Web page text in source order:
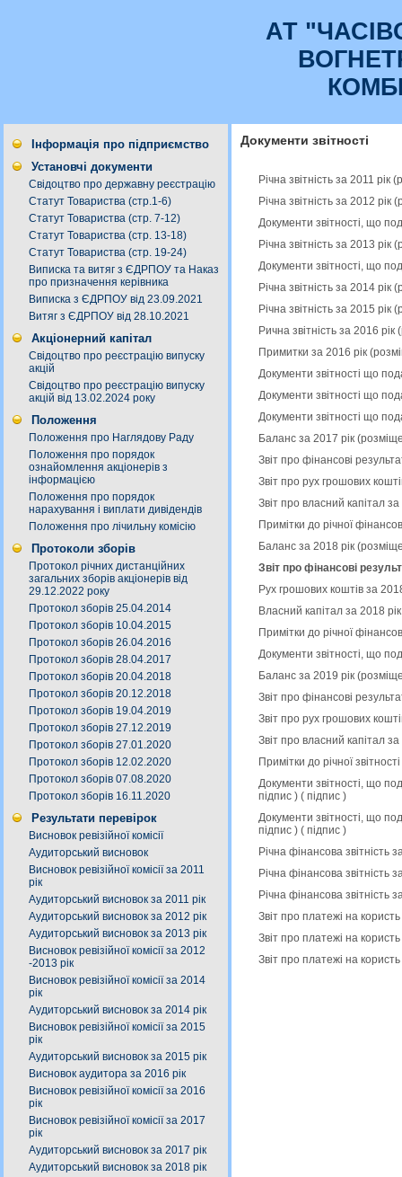
АТ
Інформація про підприємство
Установчі документи
Свідоцтво про державну реєстрацію
Статут Товариства (стр.1-6)
Статут Товариства (стр. 7-12)
Статут Товариства (стр. 13-18)
Статут Товариства (стр. 19-24)
Виписка та витяг з ЄДРПОУ та Наказ
про призначення керівника
Виписка з ЄДРПОУ від 23.09.2021
Витяг з ЄДРПОУ від 28.10.2021
Акціонерний капітал
Свідоцтво про реєстрацію випуску
акцій
Свідоцтво про реєстрацію випуску
акцій від 13.02.2024 року
Положення
Положення про Наглядову Раду
Положення про порядок
ознайомлення акціонерів з
інформацією
Положення про порядок
нарахування і виплати дивідендів
Положення про лічильну комісію
Протоколи зборів
Протокол річних дистанційних
загальних зборів акціонерів від
29.12.2022 року
Протокол зборів 25.04.2014
Протокол зборів 10.04.2015
Протокол зборів 26.04.2016
Протокол зборів 28.04.2017
Протокол зборів 20.04.2018
Протокол зборів 20.12.2018
Протокол зборів 19.04.2019
Протокол зборів 27.12.2019
Протокол зборів 27.01.2020
Протокол зборів 12.02.2020
Протокол зборів 07.08.2020
Протокол зборів 16.11.2020
Результати перевірок
Висновок ревізійної комісії
Аудиторський висновок
Висновок ревізійної комісії за 2011
рік
Аудиторський висновок за 2011 рік
Аудиторський висновок за 2012 рік
Аудиторський висновок за 2013 рік
Висновок ревізійної комісії за 2012
-2013 рік
Висновок ревізійної комісії за 2014
рік
Аудиторський висновок за 2014 рік
Висновок ревізійної комісії за 2015
рік
Аудиторський висновок за 2015 рік
Висновок аудитора за 2016 рік
Висновок ревізійної комісії за 2016
рік
Висновок ревізійної комісії за 2017
рік
Аудиторський висновок за 2017 рік
Аудиторський висновок за 2018 рік
Документи звітності
Річна звітність за 2011
Річна звітність за 2012
Документи звітності, що
Річна звітність за 2013
Документи звітності, що
Річна звітність за 2014
Річна звітність за 2015
Рична звітність за 2016
Примитки за 2016 рік
Документи звітності що
Документи звітності що
Документи звітності що
Баланс за 2017 рік
Звіт про фінансові
Звіт про рух грошових
Звіт про власний капітал
Примітки до річної
Баланс за 2018 рік
Звіт про фінансові
Рух грошових коштів за
Власний капітал за 2018
Примітки до річної
Документи звітності, що
Баланс за 2019 рік
Звіт про фінансові
Звіт про рух грошових
Звіт про власний капітал
Примітки до річної
Документи звітності, що
підпис ) ( підпис )
Документи звітності, що
підпис ) ( підпис )
Річна фінансова звітність
Річна фінансова звітність
Річна фінансова звітність
Звіт про платежі на
Звіт про платежі на
Звіт про платежі на